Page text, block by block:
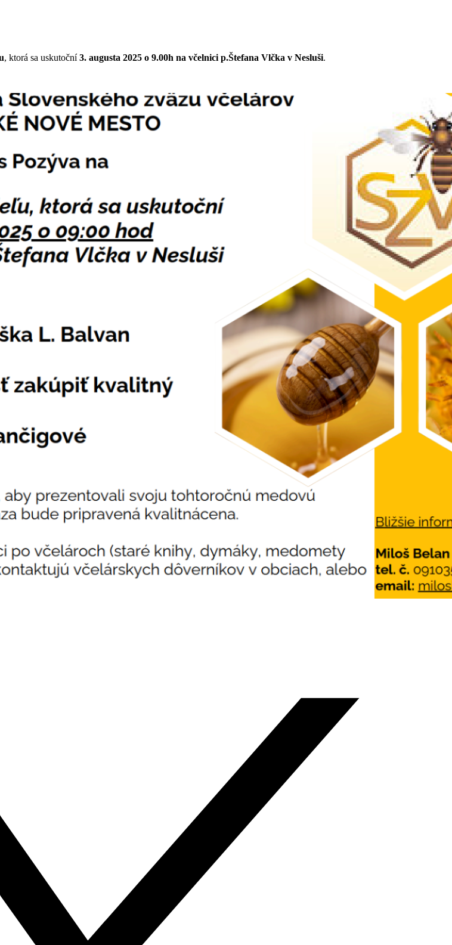
, ktorá sa uskutoční3. augusta 2025 o 9.00h na včelnici p.Štefana Vlčka v Nesluši.